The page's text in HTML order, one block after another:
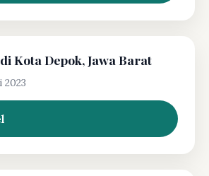
Kota Depok, Jawa Barat
2023